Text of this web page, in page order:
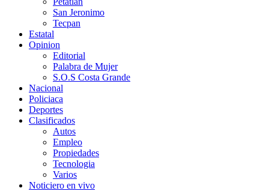
San Jeronimo
Tecpan
Estatal
Opinion
Editorial
Palabra de Mujer
S.O.S Costa Grande
Nacional
Policiaca
Deportes
Clasificados
Autos
Empleo
Propiedades
Tecnologia
Varios
Noticiero en vivo